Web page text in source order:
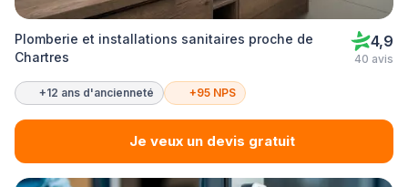
Plomberie et installations sanitaires proche de
Chartres
4,9
40 avis
+12 ans d'ancienneté +95 NPS
Je veux un devis gratuit